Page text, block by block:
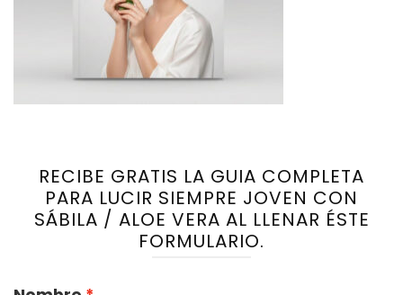
RECIBE GRATIS LA GUIA COMPLETA
PARA LUCIR SIEMPRE JOVEN CON
SÁBILA / ALOE VERA AL LLENAR ÉSTE
FORMULARIO.